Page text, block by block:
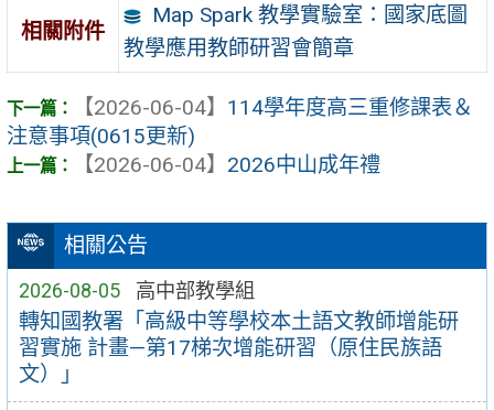
相關公告
2026-08-05 高中部教學組
轉知國教署「高級中等學校本土語文教師增能研
習實施 計畫—第17梯次增能研習（原住民族語
文）」
相關附件
Map Spark 教學實驗室：國家底圖
教學應用教師研習會簡章
【2026-06-04】 114學年度高三重修課表＆
注意事項(0615更新)
【2026-06-04】 2026中山成年禮